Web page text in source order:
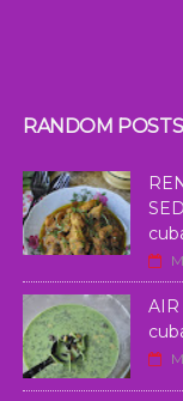
RANDOM POSTS
AIR